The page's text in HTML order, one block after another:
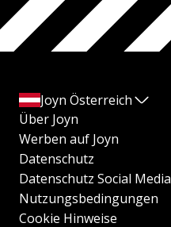
Joyn Österreich
Über Joyn
Werben auf Joyn
Datenschutz
Datenschutz Social Media
Nutzungsbedingungen
Cookie Hinweise